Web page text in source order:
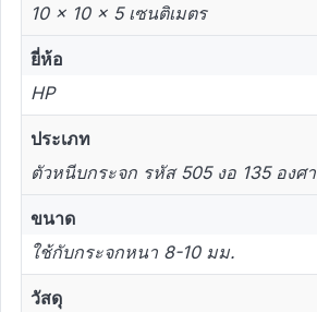
10 × 10 × 5 เซนติเมตร
ยี่ห้อ
HP
ประเภท
ตัวหนีบกระจก รหัส 505 งอ 135 องศา
ขนาด
ใช้กับกระจกหนา 8-10 มม.
วัสดุ